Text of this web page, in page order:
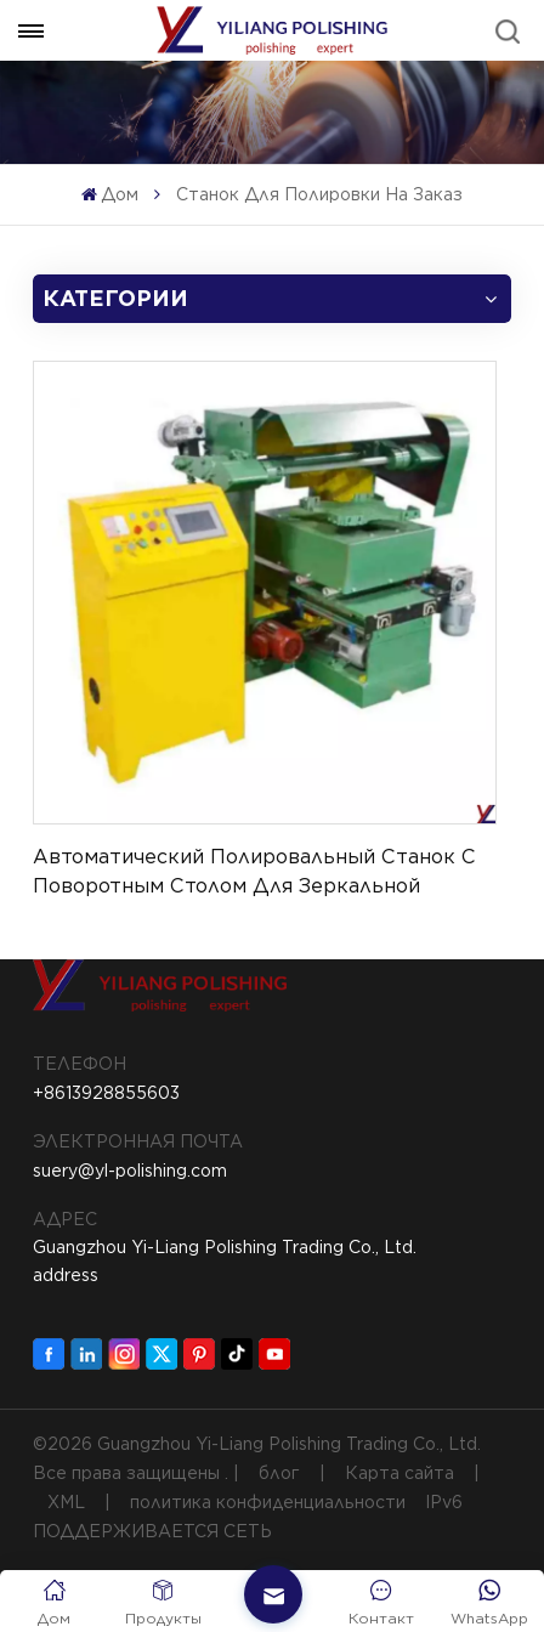
Дом Станок Для Полировки На Заказ
КАТЕГОРИИ
Автоматический Полировальный Станок С
Поворотным Столом Для Зеркальной
ТЕЛЕФОН
+8613928855603
ЭЛЕКТРОННАЯ ПОЧТА
suery@yl-polishing.com
АДРЕС
Guangzhou Yi-Liang Polishing Trading Co., Ltd.
address
©2026 Guangzhou Yi-Liang Polishing Trading Co., Ltd.
Все права защищены . |
блог Карта сайта
XML
политика конфиденциальности
IPv6
ПОДДЕРЖИВАЕТСЯ СЕТЬ
Дом Продукты WhatsApp
Контакт